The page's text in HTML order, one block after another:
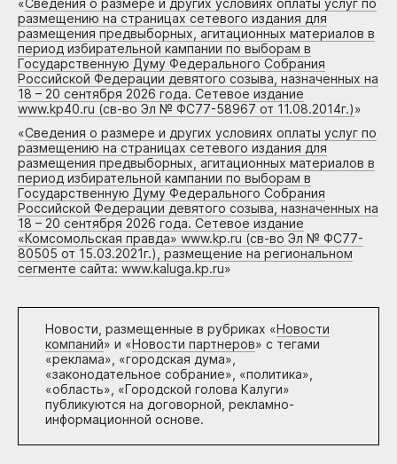
«Сведения о размере и других условиях оплаты услуг по
размещению на страницах сетевого издания для
размещения предвыборных, агитационных материалов в
период избирательной кампании по выборам в
Государственную Думу Федерального Собрания
Российской Федерации девятого созыва, назначенных на
18 – 20 сентября 2026 года. Сетевое издание
www.kp40.ru (св-во Эл № ФС77-58967 от 11.08.2014г.)»
«Сведения о размере и других условиях оплаты услуг по
размещению на страницах сетевого издания для
размещения предвыборных, агитационных материалов в
период избирательной кампании по выборам в
Государственную Думу Федерального Собрания
Российской Федерации девятого созыва, назначенных на
18 – 20 сентября 2026 года. Сетевое издание
«Комсомольская правда» www.kp.ru (св-во Эл № ФС77-
80505 от 15.03.2021г.), размещение на региональном
сегменте сайта: www.kaluga.kp.ru»
Новости, размещенные в рубриках «Новости
компаний» и «Новости партнеров» с тегами
«реклама», «городская дума»,
«законодательное собрание», «политика»,
«область», «Городской голова Калуги»
публикуются на договорной, рекламно-
информационной основе.